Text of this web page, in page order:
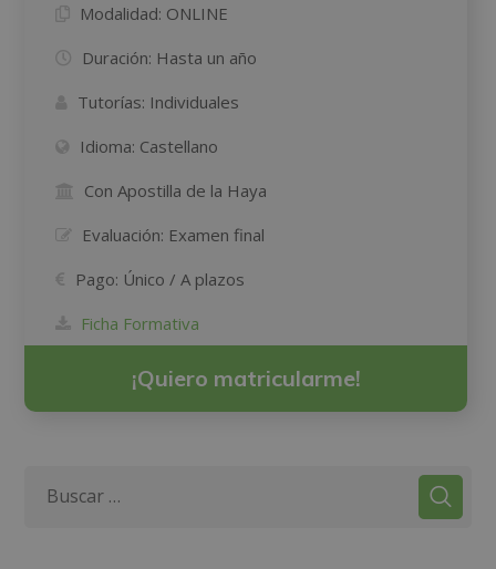
Modalidad: ONLINE
Duración: Hasta un año
Tutorías: Individuales
Idioma: Castellano
Con Apostilla de la Haya
Evaluación: Examen final
Pago: Único / A plazos
Ficha Formativa
¡Quiero matricularme!